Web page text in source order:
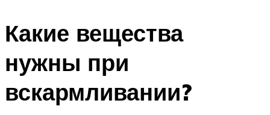
Какие вещества
нужны при
вскармливании?